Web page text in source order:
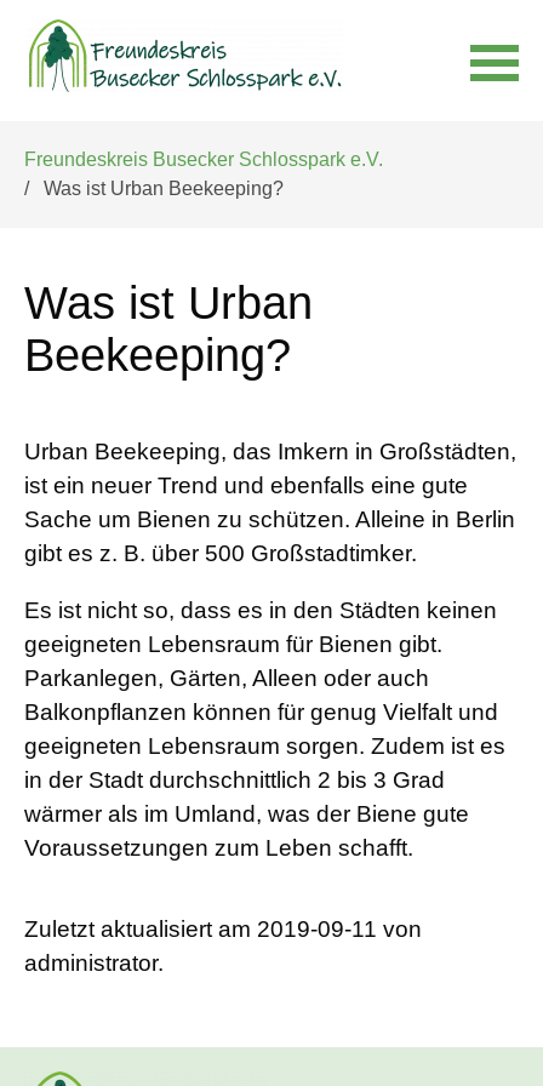
überspringen
Freundeskreis Busecker Schlosspark e.V.
Was ist Urban Beekeeping?
Was ist Urban
Beekeeping?
Urban Beekeeping, das Imkern in Großstädten,
ist ein neuer Trend und ebenfalls eine gute
Sache um Bienen zu schützen. Alleine in Berlin
gibt es z. B. über 500 Großstadtimker.
Es ist nicht so, dass es in den Städten keinen
geeigneten Lebensraum für Bienen gibt.
Parkanlegen, Gärten, Alleen oder auch
Balkonpflanzen können für genug Vielfalt und
geeigneten Lebensraum sorgen. Zudem ist es
in der Stadt durchschnittlich 2 bis 3 Grad
wärmer als im Umland, was der Biene gute
Voraussetzungen zum Leben schafft.
Zuletzt aktualisiert am 2019-09-11 von
administrator.